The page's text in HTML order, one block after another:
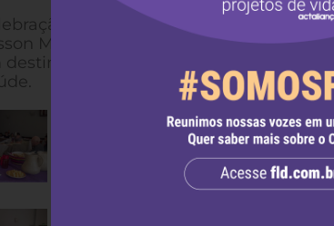
a Pa. Renate Gierus, Nienke
Mateus, Fernanda Klabunde, Karl
à campanha solidária ao